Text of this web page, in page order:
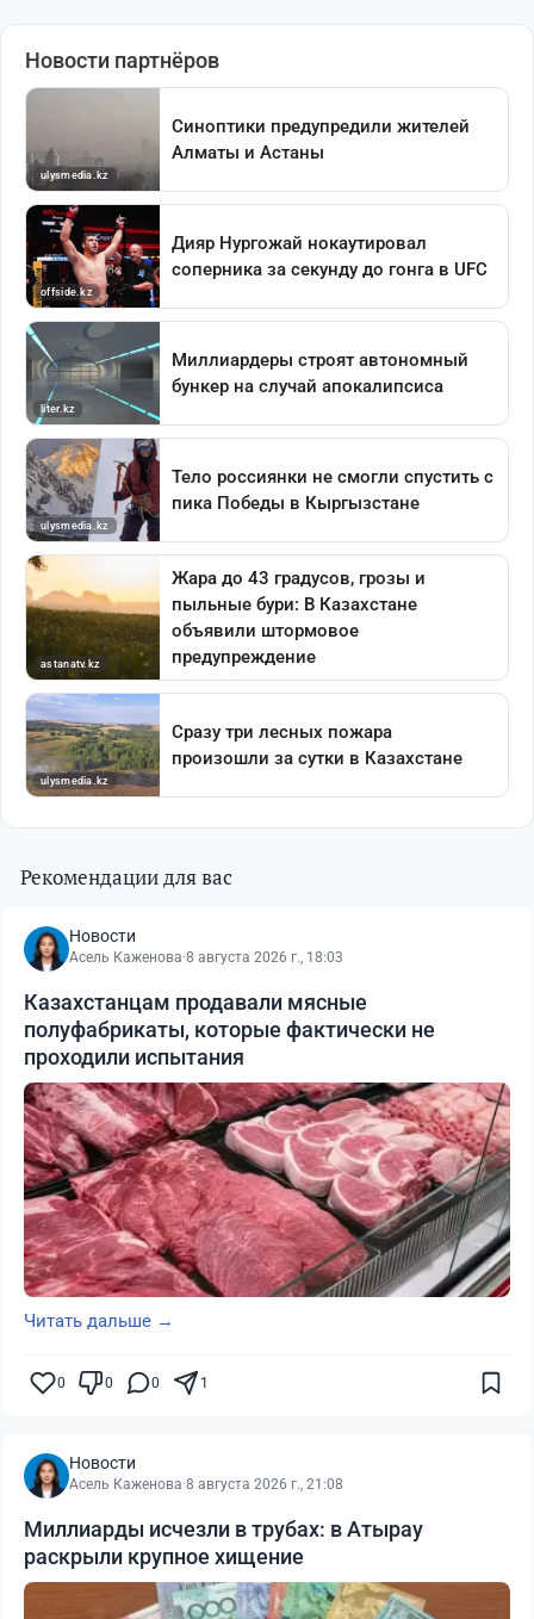
Рекомендации для вас
Новости
Асель Каженова·8 августа 2026 г., 18:03
Казахстанцам продавали мясные
полуфабрикаты, которые фактически не
проходили испытания
Читать дальше →
0 0 0 1
Новости
Асель Каженова·8 августа 2026 г., 21:08
Миллиарды исчезли в трубах: в Атырау
раскрыли крупное хищение